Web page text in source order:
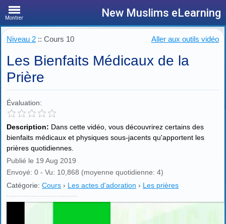
Montrer New Muslims eLearning
Niveau 2 :: Cours 10 Aller aux outils vidéo
Les Bienfaits Médicaux de la
Prière
Évaluation:
Description: Dans cette vidéo, vous découvrirez certains des
bienfaits médicaux et physiques sous-jacents qu'apportent les
prières quotidiennes.
Publié le 19 Aug 2019
Envoyé: 0 - Vu: 10,868 (moyenne quotidienne: 4)
Catégorie: Cours › Les actes d'adoration › Les prières